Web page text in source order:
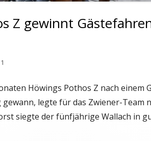
Z gewinnt
Höwings Pothos Z nach einem
legte für das Zwiener-Team
siegte der fünfjährige Wallach in